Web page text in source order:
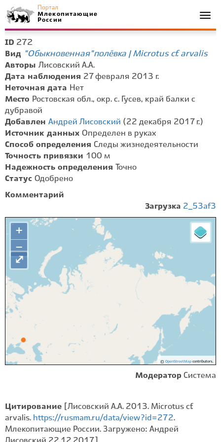
Портал
Млекопитающие
России
ID 272
Вид "Обыкновенная" полёвка | Microtus cf. arvalis
Авторы Лисовский А.А.
Дата наблюдения 27 февраля 2013 г.
Неточная дата Нет
Место Ростовская обл., окр. с. Гусев, край балки с
дубравой
Добавлен Андрей Лисовский (22 декабря 2017 г.)
Источник данных Определен в руках
Способ определения Следы жизнедеятельности
Точность привязки 100 м
Надежность определения
Точно
Статус Одобрено
Комментарий
Загрузка 2_53af3
+
−
© OpenStreetMapcontributors.
⤢
Модератор Система
Цитирование
[Лисовский А.А. 2013. Microtus cf.
arvalis. https://rusmam.ru/data/view?id=272.
Млекопитающие России. Загружено: Андрей